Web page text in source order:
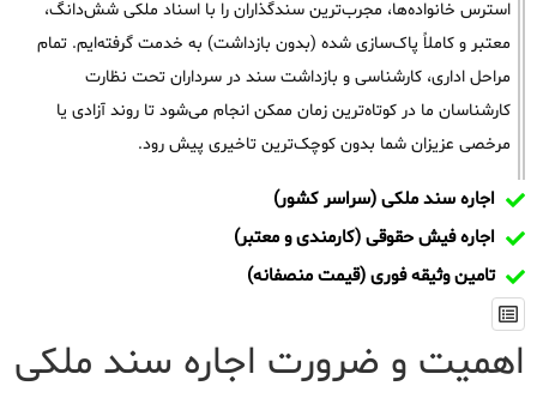
استرس خانواده‌ها، مجرب‌ترین سندگذاران را با اسناد ملکی شش‌دانگ،
معتبر و کاملاً پاک‌سازی شده (بدون بازداشت) به خدمت گرفته‌ایم. تمام
مراحل اداری، کارشناسی و بازداشت سند در سرداران تحت نظارت
کارشناسان ما در کوتاه‌ترین زمان ممکن انجام می‌شود تا روند آزادی یا
مرخصی عزیزان شما بدون کوچک‌ترین تاخیری پیش رود.
اجاره سند ملکی (سراسر کشور)
اجاره فیش حقوقی (کارمندی و معتبر)
تامین وثیقه فوری (قیمت منصفانه)
اهمیت و ضرورت اجاره سند ملکی